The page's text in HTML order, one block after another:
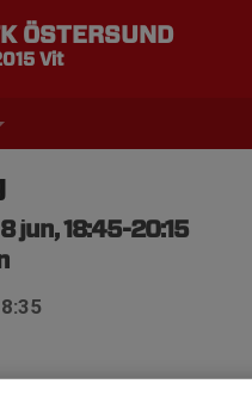
ÖSTERSUND
Vit
jun, 18:45-20:15